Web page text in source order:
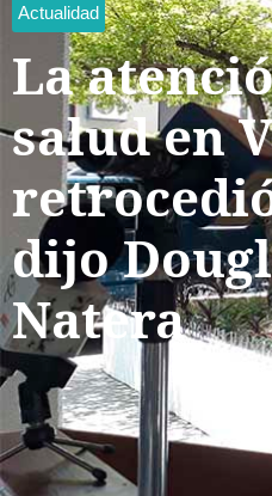
Actualidad
La
salud en
dijo
Natera